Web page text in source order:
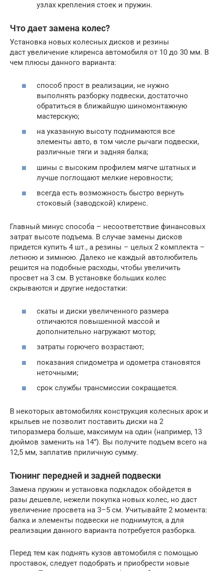
узлах крепления стоек и пружин.
Что дает замена колес?
Установка новых колесных дисков и резины
даст увеличение клиренса автомобиля от 10 до 30 мм. В
чем плюсы данного варианта:
способ прост в реализации, не нужно
выполнять разборку подвески, достаточно
обратиться в ближайшую шиномонтажную
мастерскую;
на указанную высоту поднимаются все
элементы авто, в том числе рычаги подвески,
различные тяги и задняя балка;
шины с высоким профилем мягче штатных и
лучше поглощают мелкие неровности;
всегда есть возможность быстро вернуть
стоковый (заводской) клиренс.
Главный минус способа – несоответствие финансовых
затрат высоте подъема. В случае замены дисков
придется купить 4 шт., а резины – целых 2 комплекта –
летнюю и зимнюю. Далеко не каждый автолюбитель
решится на подобные расходы, чтобы увеличить
просвет на 3 см. В установке больших колес
скрываются и другие недостатки:
скаты и диски увеличенного размера
отличаются повышенной массой и
дополнительно нагружают мотор;
затраты горючего возрастают;
показания спидометра и одометра становятся
неточными;
срок службы трансмиссии сокращается.
В некоторых автомобилях конструкция колесных арок и
крыльев не позволит поставить диски на 2
типоразмера больше, максимум на один (например, 13
дюймов заменить на 14”). Вы получите подъем всего на
12,5 мм, заплатив приличную сумму.
Тюнинг передней и задней подвески
Замена пружин и установка подкладок обойдется в
разы дешевле, нежели покупка новых колес, но даст
увеличение просвета на 3–5 см. Учитывайте 2 момента:
балка и элементы подвески не поднимутся, а для
реализации данного варианта потребуется разборка.
Перед тем как поднять кузов автомобиля с помощью
проставок, следует подобрать и приобрести новые